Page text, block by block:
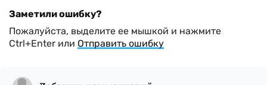
Заметили ошибку?
Пожалуйста, выделите ее мышкой и нажмите
Ctrl+Enter или Отправить ошибку